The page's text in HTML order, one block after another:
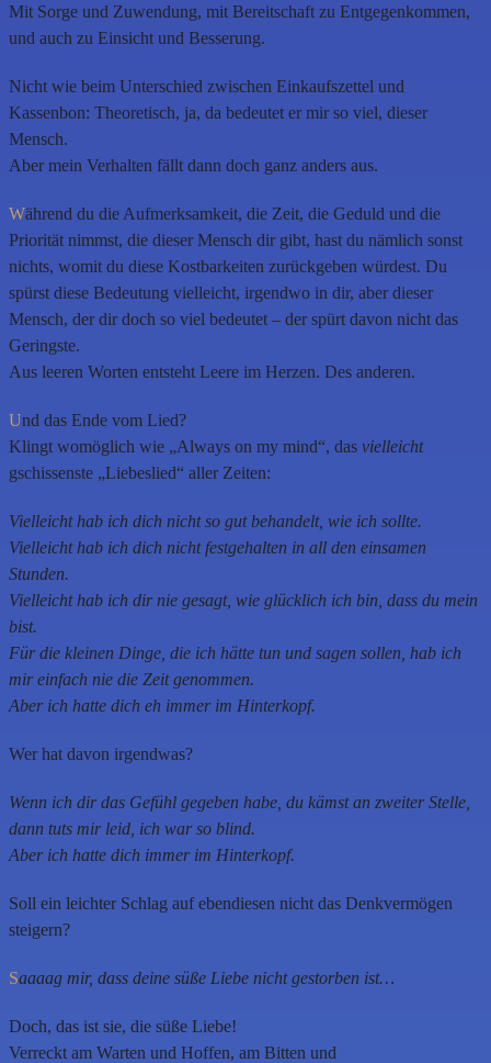
Mit Sorge und Zuwendung, mit Bereitschaft zu Entgegenkommen,
und auch zu Einsicht und Besserung.
Nicht wie beim Unterschied zwischen Einkaufszettel und
Kassenbon: Theoretisch, ja, da bedeutet er mir so viel, dieser
Mensch.
Aber mein Verhalten fällt dann doch ganz anders aus.
Während du die Aufmerksamkeit, die Zeit, die Geduld und die
Priorität nimmst, die dieser Mensch dir gibt, hast du nämlich sonst
nichts, womit du diese Kostbarkeiten zurückgeben würdest. Du
spürst diese Bedeutung vielleicht, irgendwo in dir, aber dieser
Mensch, der dir doch so viel bedeutet – der spürt davon nicht das
Geringste.
Aus leeren Worten entsteht Leere im Herzen. Des anderen.
Und das Ende vom Lied?
Klingt womöglich wie „Always on my mind“, das vielleicht
gschissenste „Liebeslied“ aller Zeiten:
Vielleicht hab ich dich nicht so gut behandelt, wie ich sollte.
Vielleicht hab ich dich nicht festgehalten in all den einsamen
Stunden.
Vielleicht hab ich dir nie gesagt, wie glücklich ich bin, dass du mein
bist.
Für die kleinen Dinge, die ich hätte tun und sagen sollen, hab ich
mir einfach nie die Zeit genommen.
Aber ich hatte dich eh immer im Hinterkopf.
Wer hat davon irgendwas?
Wenn ich dir das Gefühl gegeben habe, du kämst an zweiter Stelle,
dann tuts mir leid, ich war so blind.
Aber ich hatte dich immer im Hinterkopf.
Soll ein leichter Schlag auf ebendiesen nicht das Denkvermögen
steigern?
Saaaag mir, dass deine süße Liebe nicht gestorben ist…
Doch, das ist sie, die süße Liebe!
Verreckt am Warten und Hoffen, am Bitten und